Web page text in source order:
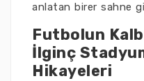
anlatan birer sahne
Futbolun
İlginç
Hikayeleri